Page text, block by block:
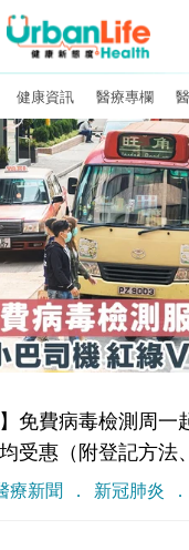
健康資訊 醫療專欄
免費病毒檢測周一
惠（附登記方法
療新聞 新冠肺炎